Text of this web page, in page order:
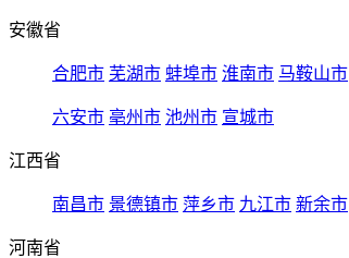
安徽省
合肥市 芜湖市 蚌埠市 淮南市 马鞍山市
六安市 亳州市 池州市 宣城市
江西省
南昌市 景德镇市 萍乡市 九江市 新余市
河南省